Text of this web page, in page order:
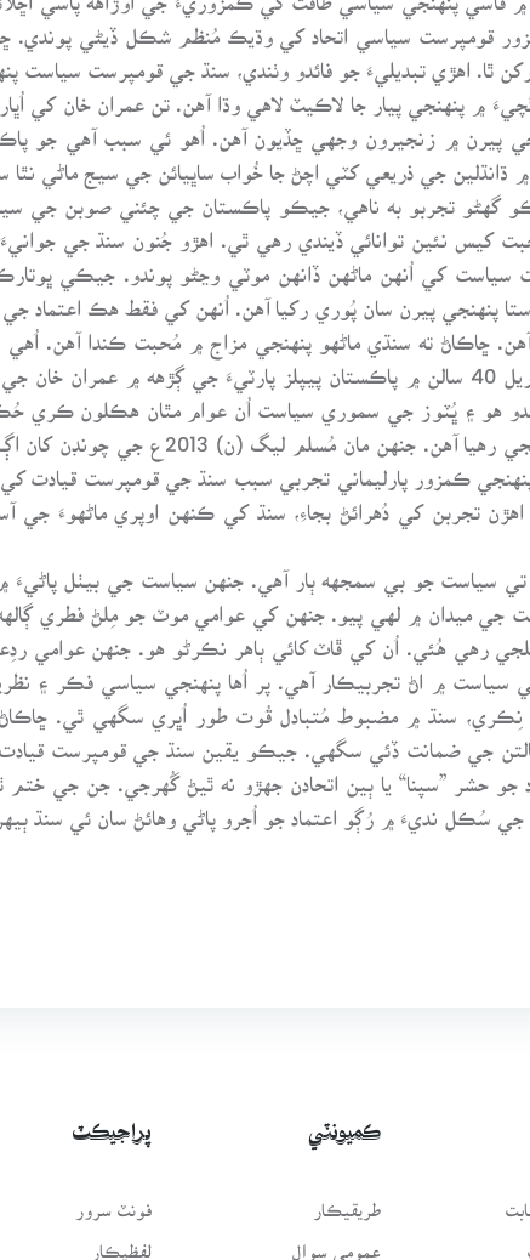
قومپرست سياسي اتحاد کي وڌيڪ مُنظم شڪل ڏيڻي پوندي.
رکن ٿا. اهڙي تبديليءَ جو فائدو وٺندي، سنڌ جي قومپرست
۾ پنهنجي پيار جا لاڪيٽ لاهي وڌا آهن. تن عمران خان کي
پيرن ۾ زنجيرون وجهي ڇڏيون آهن. اُهو ئي سبب آهي جو
جي ذريعي کٽي اچڻ جا خُواب ساڀيائن جي سيج ماڻي نٿا
گهڻو تجربو به ناهي، جيڪو پاڪستان جي چئني صوبن جي
نئين توانائي ڏيندي رهي ٿي. اهڙو جُنون سنڌ جي
کي اُنهن ماڻهن ڏانهن موٽي وڃڻو پوندو. جيڪي
رستا پنهنجي پيرن سان پُوري رکيا آهن. اُنهن کي فقط هڪ
آهن. ڇاڪاڻ ته سنڌي ماڻهو پنهنجي مزاج ۾ مُحبت ڪندا آهن.
پلاندن ۾ وفا جا وچن ويڙهي رکندا آهن. ليڪن گُذريل 40 سالن ۾ پاڪستان پيپلز پارٽيءَ
هو ۽ ڀُٽوز جي سموري سياست اُن عوام مٿان هڪلون ڪري
عشق جا اثر ڏيئي جي آخري روشنيءَ وانگر
پنهنجي ڪمزور پارليماني تجربي سبب سنڌ جي قومپرست قيادت
تجربن کي دُهرائڻ بجاءِ، سنڌ کي ڪنهن اوپري ماڻهوءَ جي
تي سياست جو بي سمجهه ٻار آهي. جنهن سياست جي بيٺل
جي ميدان ۾ لهي پيو. جنهن کي عوامي موٽ جو مِلڻ فطري
رهي هُئي. اُن کي ڦاٽ کائي ٻاهر نڪرڻو هو. جنهن عوامي
سياست ۾ اڻ تجربيڪار آهي. پر اُها پنهنجي سياسي فڪر ۽
نِڪري، سنڌ ۾ مضبوط مُتبادل قُوت طور اُڀري سگهي ٿي.
جي ضمانت ڏئي سگهي. جيڪو يقين سنڌ جي قومپرست
حشر ”سپنا“ يا ٻين اتحادن جهڙو نه ٿيڻ گُهرجي. جن جي ختم
سُڪل نديءَ ۾ رُڳو اعتماد جو اُجرو پاڻي وهائڻ سان ئي سنڌ
ڪميونٽي
طريقيڪار
عمومي سوال
پراجيڪٽ
فونٽ سرور
لفظيڪار